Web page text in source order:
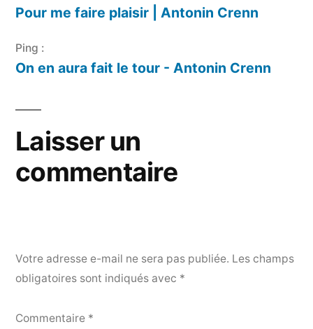
Pour me faire plaisir | Antonin Crenn
Ping :
On en aura fait le tour - Antonin Crenn
Laisser un
commentaire
Votre adresse e-mail ne sera pas publiée. Les champs
obligatoires sont indiqués avec *
Commentaire *